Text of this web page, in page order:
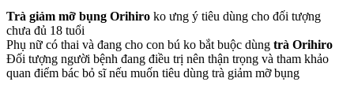
Trà giảm mỡ bụng Orihiro ko ưng ý tiêu dùng cho đối tượng
chưa đủ 18 tuổi
Phụ nữ có thai và đang cho con bú ko bắt buộc dùng trà Orihiro
Đối tượng người bệnh đang điều trị nên thận trọng và tham khảo
quan điểm bác bỏ sĩ nếu muốn tiêu dùng trà giảm mỡ bụng